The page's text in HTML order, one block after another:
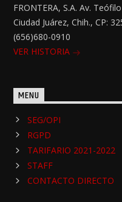
FRONTERA, S.A. Av.
Ciudad Juárez, Chih., CP:
(656)680-0910
VER HISTORIA
MENU
SEG/OPI
RGPD
TARIFARIO 2021-2022
STAFF
CONTACTO DIRECTO